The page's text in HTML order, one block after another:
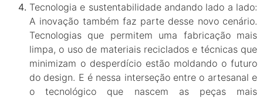
Tecnologia e sustentabilidade andando lado a lado:
A inovação também faz parte desse novo cenário.
Tecnologias que permitem uma fabricação mais
limpa, o uso de materiais reciclados e técnicas que
minimizam o desperdício estão moldando o futuro
do design. E é nessa interseção entre o artesanal e
o tecnológico que nascem as peças mais